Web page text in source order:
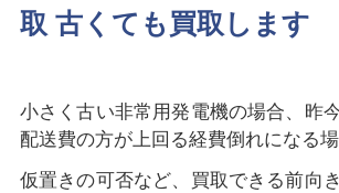
取 古くても買取します
小さく古い非常用発電機の場合、昨
配送費の方が上回る経費倒れになる
仮置きの可否など、買取できる前向